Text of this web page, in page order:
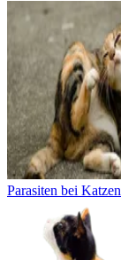
Parasiten bei Katzen